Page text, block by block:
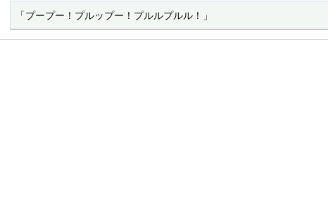
「プープー！プルップー！プルルプルル！」